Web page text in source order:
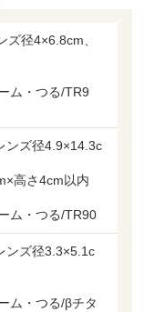
ズ径4×6.8cm、
ム・つる/TR9
ンズ径4.9×14.3c
高さ4cm以内
ム・つる/TR90
ンズ径3.3×5.1c
ム・つる/βチタ